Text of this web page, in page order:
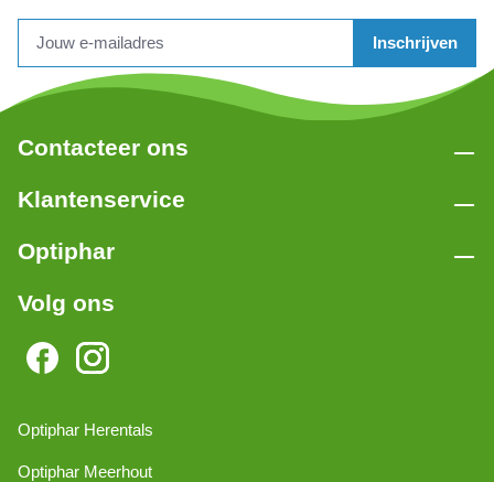
Inschrijven
Contacteer ons
Klantenservice
Optiphar
Volg ons
Optiphar Herentals
Optiphar Meerhout